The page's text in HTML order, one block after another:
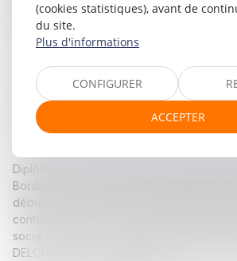
d’entreprise qui sont préoccupés par leur
solitude, leur équilibre de vie et plus
problématiques managériales .
Elle accompagne également des cadres
membres de CODIR ou COMEX, lors de
nouvelles responsabilités dans
retraite.
Diplômée d’un DEA en droit social de
Bordeaux IV, Anne est avocate depuis
débuté sa carrière dans de prestigieux
contentieux, elle a été responsable du
social du bureau de Bordeaux chez Taj,
DELOITTE®, puis a participé à la création
(cookies statistiques), avant de
du site.
Plus d'informations
CONFIGURER
ACCEPTER